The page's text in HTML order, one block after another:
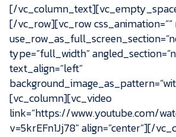
[/
[/vc_row][vc_row css_animation=””
type=”full_width”
text_align=”left”
[vc_column][vc_video
link=”https://www.youtube.com/
v=5krEFn1Jj78″ align=”center”][/